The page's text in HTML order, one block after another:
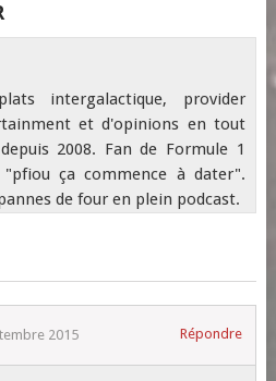
plats intergalactique, provider
et d'opinions en tout
2008. Fan de Formule 1
"pfiou ça commence à dater".
de four en plein podcast.
2015 Répondre